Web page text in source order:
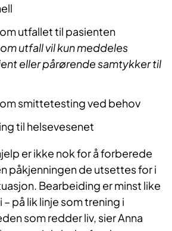
utfallet til pasienten
utfall vil kun meddeles
eller pårørende samtykker til
smittetesting ved behov
til helsevesenet
er ikke nok for å forberede
påkjenningen de utsettes for i
Bearbeiding er minst like
på lik linje som trening i
som redder liv, sier Anna